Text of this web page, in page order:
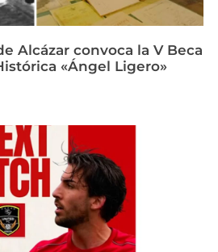
Alcázar convoca la V Beca
«Ángel Ligero»